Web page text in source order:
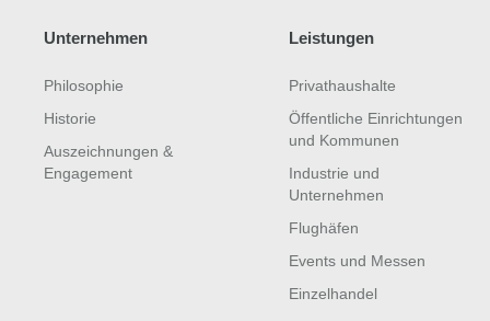
Unternehmen
Philosophie
Historie
Auszeichnungen &
Engagement
Leistungen
Privathaushalte
Öffentliche Einrichtungen
und Kommunen
Industrie und
Unternehmen
Flughäfen
Events und Messen
Einzelhandel